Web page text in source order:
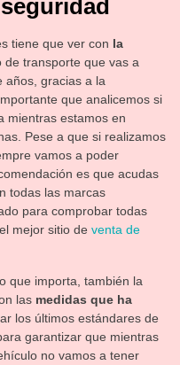
tiene que ver con la
transporte que vas a
años, gracias a la
que analicemos si
mientras estamos en
Pese a que si realizamos
vamos a poder
es que acudas
todas las marcas
para comprobar todas
mejor sitio de venta de
que importa, también la
las medidas que ha
los últimos estándares de
garantizar que mientras
no vamos a tener